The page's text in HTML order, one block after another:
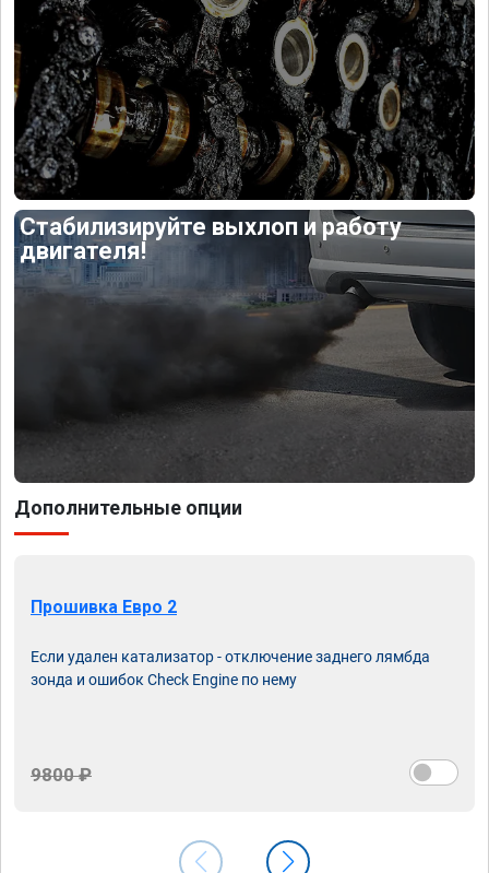
Стабилизируйте выхлоп и работу
двигателя!
Дополнительные опции
Прошивка Евро 2
Если удален катализатор - отключение заднего лямбда
зонда и ошибок Check Engine по нему
9800 ₽